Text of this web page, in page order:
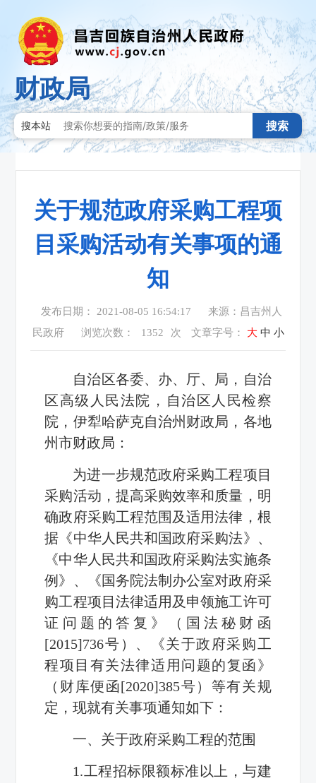
财政局
搜本站 搜索
关于规范政府采购工程项
目采购活动有关事项的通
知
发布日期： 2021-08-05 16:54:17
来源：昌吉州人
民政府
浏览次数： 1352 次 文章字号： 大 中 小
自治区各委、办、厅、局，自治
区高级人民法院，自治区人民检察
院，伊犁哈萨克自治州财政局，各地
州市财政局：
为进一步规范政府采购工程项目
采购活动，提高采购效率和质量，明
确政府采购工程范围及适用法律，根
据《中华人民共和国政府采购法》、
《中华人民共和国政府采购法实施条
例》、《国务院法制办公室对政府采
购工程项目法律适用及申领施工许可
证问题的答复》（国法秘财函
[2015]736号）、《关于政府采购工
程项目有关法律适用问题的复函》
（财库便函[2020]385号）等有关规
定，现就有关事项通知如下：
一、关于政府采购工程的范围
1.工程招标限额标准以上，与建